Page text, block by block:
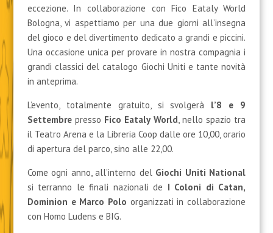
eccezione. In collaborazione con Fico Eataly World
Bologna, vi aspettiamo per una due giorni all’insegna
del gioco e del divertimento dedicato a grandi e piccini.
Una occasione unica per provare in nostra compagnia i
grandi classici del catalogo Giochi Uniti e tante novità
in anteprima.
L’evento, totalmente gratuito, si svolgerà l’8 e 9
Settembrepresso Fico Eataly World , nello spazio tra
il Teatro Arena e la Libreria Coop dalle ore 10,00, orario
di apertura del parco, sino alle 22,00.
Come ogni anno, all’interno del Giochi Uniti National
si terranno le finali nazionali de I Coloni di Catan,
Dominion e Marco Polo organizzati in collaborazione
con Homo Ludens e BIG.